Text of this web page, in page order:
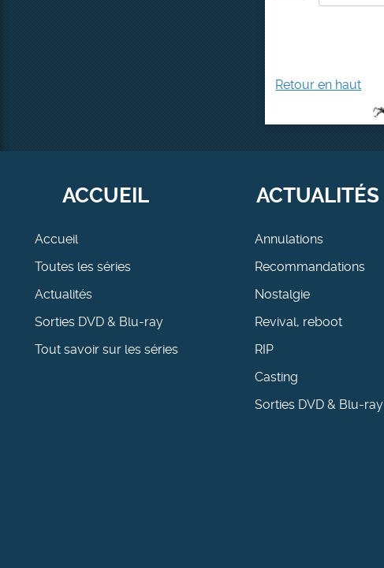
Retour en haut
ACCUEIL
Accueil
Toutes les séries
Actualités
Sorties DVD & Blu-ray
Tout savoir sur les séries
ACTUALITÉS
Annulations
Recommandations
Nostalgie
Revival, reboot
RIP
Casting
Sorties DVD & Blu-ray